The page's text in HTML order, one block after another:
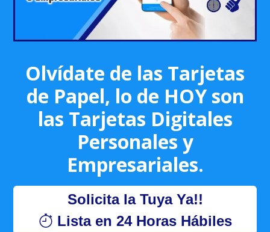
Olvídate de las Tarjetas
de Papel, lo de HOY son
las Tarjetas Digitales
Personales y
Empresariales.
Solicita la Tuya Ya!!
Lista en 24 Horas Hábiles